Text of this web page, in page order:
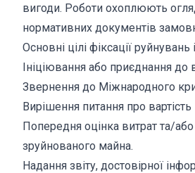
вигоди. Роботи охоплюють огляд
нормативних документів
Основні цілі фіксації
Ініціювання або приєднання до
Звернення до Міжнародного
Вирішення питання про
Попередня оцінка витрат та/
зруйнованого майна.
Надання звіту, достовірної